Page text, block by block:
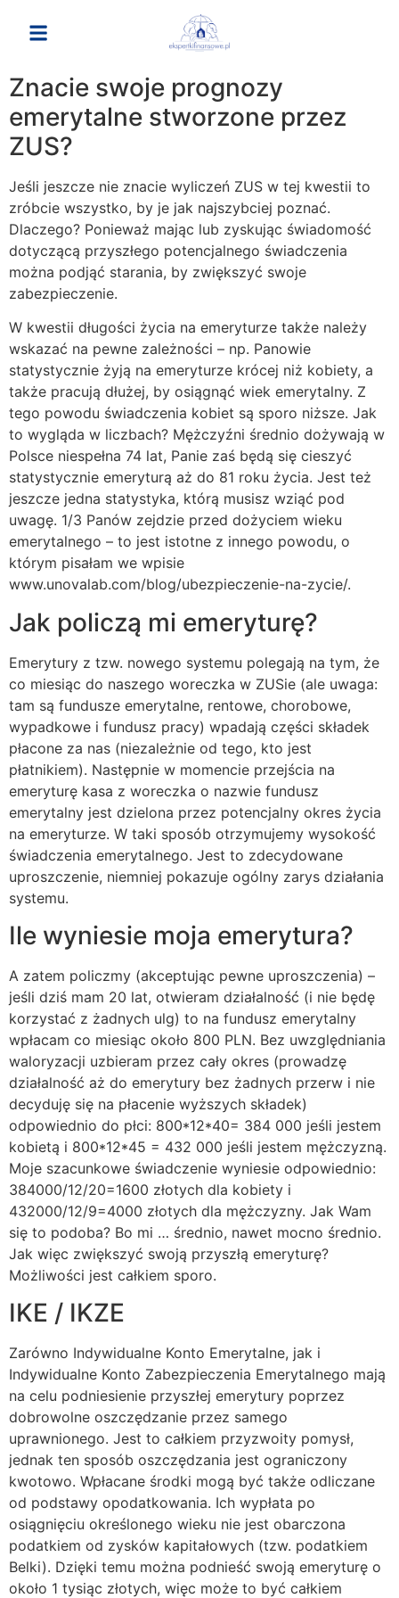
treści
Znacie swoje prognozy
emerytalne stworzone przez
ZUS?
Jeśli jeszcze nie znacie wyliczeń ZUS w tej kwestii to
zróbcie wszystko, by je jak najszybciej poznać.
Dlaczego? Ponieważ mając lub zyskując świadomość
dotyczącą przyszłego potencjalnego świadczenia
można podjąć starania, by zwiększyć swoje
zabezpieczenie.
W kwestii długości życia na emeryturze także należy
wskazać na pewne zależności – np. Panowie
statystycznie żyją na emeryturze krócej niż kobiety, a
także pracują dłużej, by osiągnąć wiek emerytalny. Z
tego powodu świadczenia kobiet są sporo niższe. Jak
to wygląda w liczbach? Mężczyźni średnio dożywają w
Polsce niespełna 74 lat, Panie zaś będą się cieszyć
statystycznie emeryturą aż do 81 roku życia. Jest też
jeszcze jedna statystyka, którą musisz wziąć pod
uwagę. 1/3 Panów zejdzie przed dożyciem wieku
emerytalnego – to jest istotne z innego powodu, o
którym pisałam we wpisie
www.unovalab.com/blog/ubezpieczenie-na-zycie/.
Jak policzą mi emeryturę?
Emerytury z tzw. nowego systemu polegają na tym, że
co miesiąc do naszego woreczka w ZUSie (ale uwaga:
tam są fundusze emerytalne, rentowe, chorobowe,
wypadkowe i fundusz pracy) wpadają części składek
płacone za nas (niezależnie od tego, kto jest
płatnikiem). Następnie w momencie przejścia na
emeryturę kasa z woreczka o nazwie fundusz
emerytalny jest dzielona przez potencjalny okres życia
na emeryturze. W taki sposób otrzymujemy wysokość
świadczenia emerytalnego. Jest to zdecydowane
uproszczenie, niemniej pokazuje ogólny zarys działania
systemu.
Ile wyniesie moja emerytura?
A zatem policzmy (akceptując pewne uproszczenia) –
jeśli dziś mam 20 lat, otwieram działalność (i nie będę
korzystać z żadnych ulg) to na fundusz emerytalny
wpłacam co miesiąc około 800 PLN. Bez uwzględniania
waloryzacji uzbieram przez cały okres (prowadzę
działalność aż do emerytury bez żadnych przerw i nie
decyduję się na płacenie wyższych składek)
odpowiednio do płci: 800*12*40= 384 000 jeśli jestem
kobietą i 800*12*45 = 432 000 jeśli jestem mężczyzną.
Moje szacunkowe świadczenie wyniesie odpowiednio:
384000/12/20=1600 złotych dla kobiety i
432000/12/9=4000 złotych dla mężczyzny. Jak Wam
się to podoba? Bo mi … średnio, nawet mocno średnio.
Jak więc zwiększyć swoją przyszłą emeryturę?
Możliwości jest całkiem sporo.
IKE / IKZE
Zarówno Indywidualne Konto Emerytalne, jak i
Indywidualne Konto Zabezpieczenia Emerytalnego mają
na celu podniesienie przyszłej emerytury poprzez
dobrowolne oszczędzanie przez samego
uprawnionego. Jest to całkiem przyzwoity pomysł,
jednak ten sposób oszczędzania jest ograniczony
kwotowo. Wpłacane środki mogą być także odliczane
od podstawy opodatkowania. Ich wypłata po
osiągnięciu określonego wieku nie jest obarczona
podatkiem od zysków kapitałowych (tzw. podatkiem
Belki). Dzięki temu można podnieść swoją emeryturę o
około 1 tysiąc złotych, więc może to być całkiem